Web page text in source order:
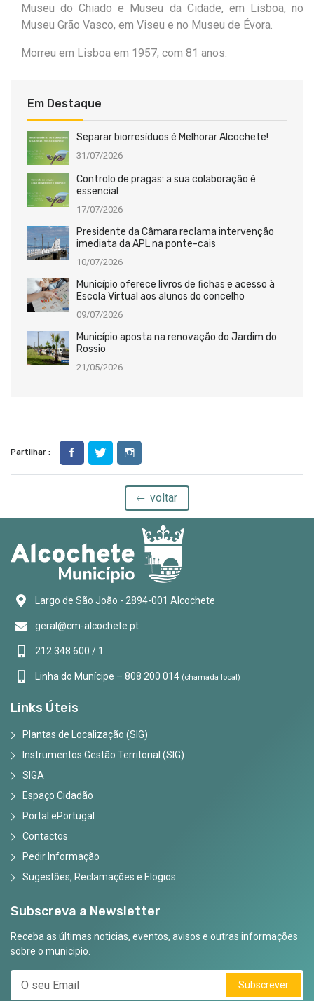
Museu do Chiado e Museu da Cidade, em Lisboa, no
Museu Grão Vasco, em Viseu e no Museu de Évora.
Morreu em Lisboa em 1957, com 81 anos.
Em Destaque
Separar biorresíduos é Melhorar Alcochete!
31/07/2026
Controlo de pragas: a sua colaboração é
essencial
17/07/2026
Presidente da Câmara reclama intervenção
imediata da APL na ponte-cais
10/07/2026
Município oferece livros de fichas e acesso à
Escola Virtual aos alunos do concelho
09/07/2026
Município aposta na renovação do Jardim do
Rossio
21/05/2026
Partilhar :
voltar
Largo de São João - 2894-001 Alcochete
geral@cm-alcochete.pt
212 348 600 / 1
Linha do Munícipe – 808 200 014 (chamada local)
Links Úteis
Plantas de Localização (SIG)
Instrumentos Gestão Territorial (SIG)
SIGA
Espaço Cidadão
Portal ePortugal
Contactos
Pedir Informação
Sugestões, Reclamações e Elogios
Subscreva a Newsletter
Receba as últimas noticias, eventos, avisos e outras informações
sobre o municipio.
Subscrever